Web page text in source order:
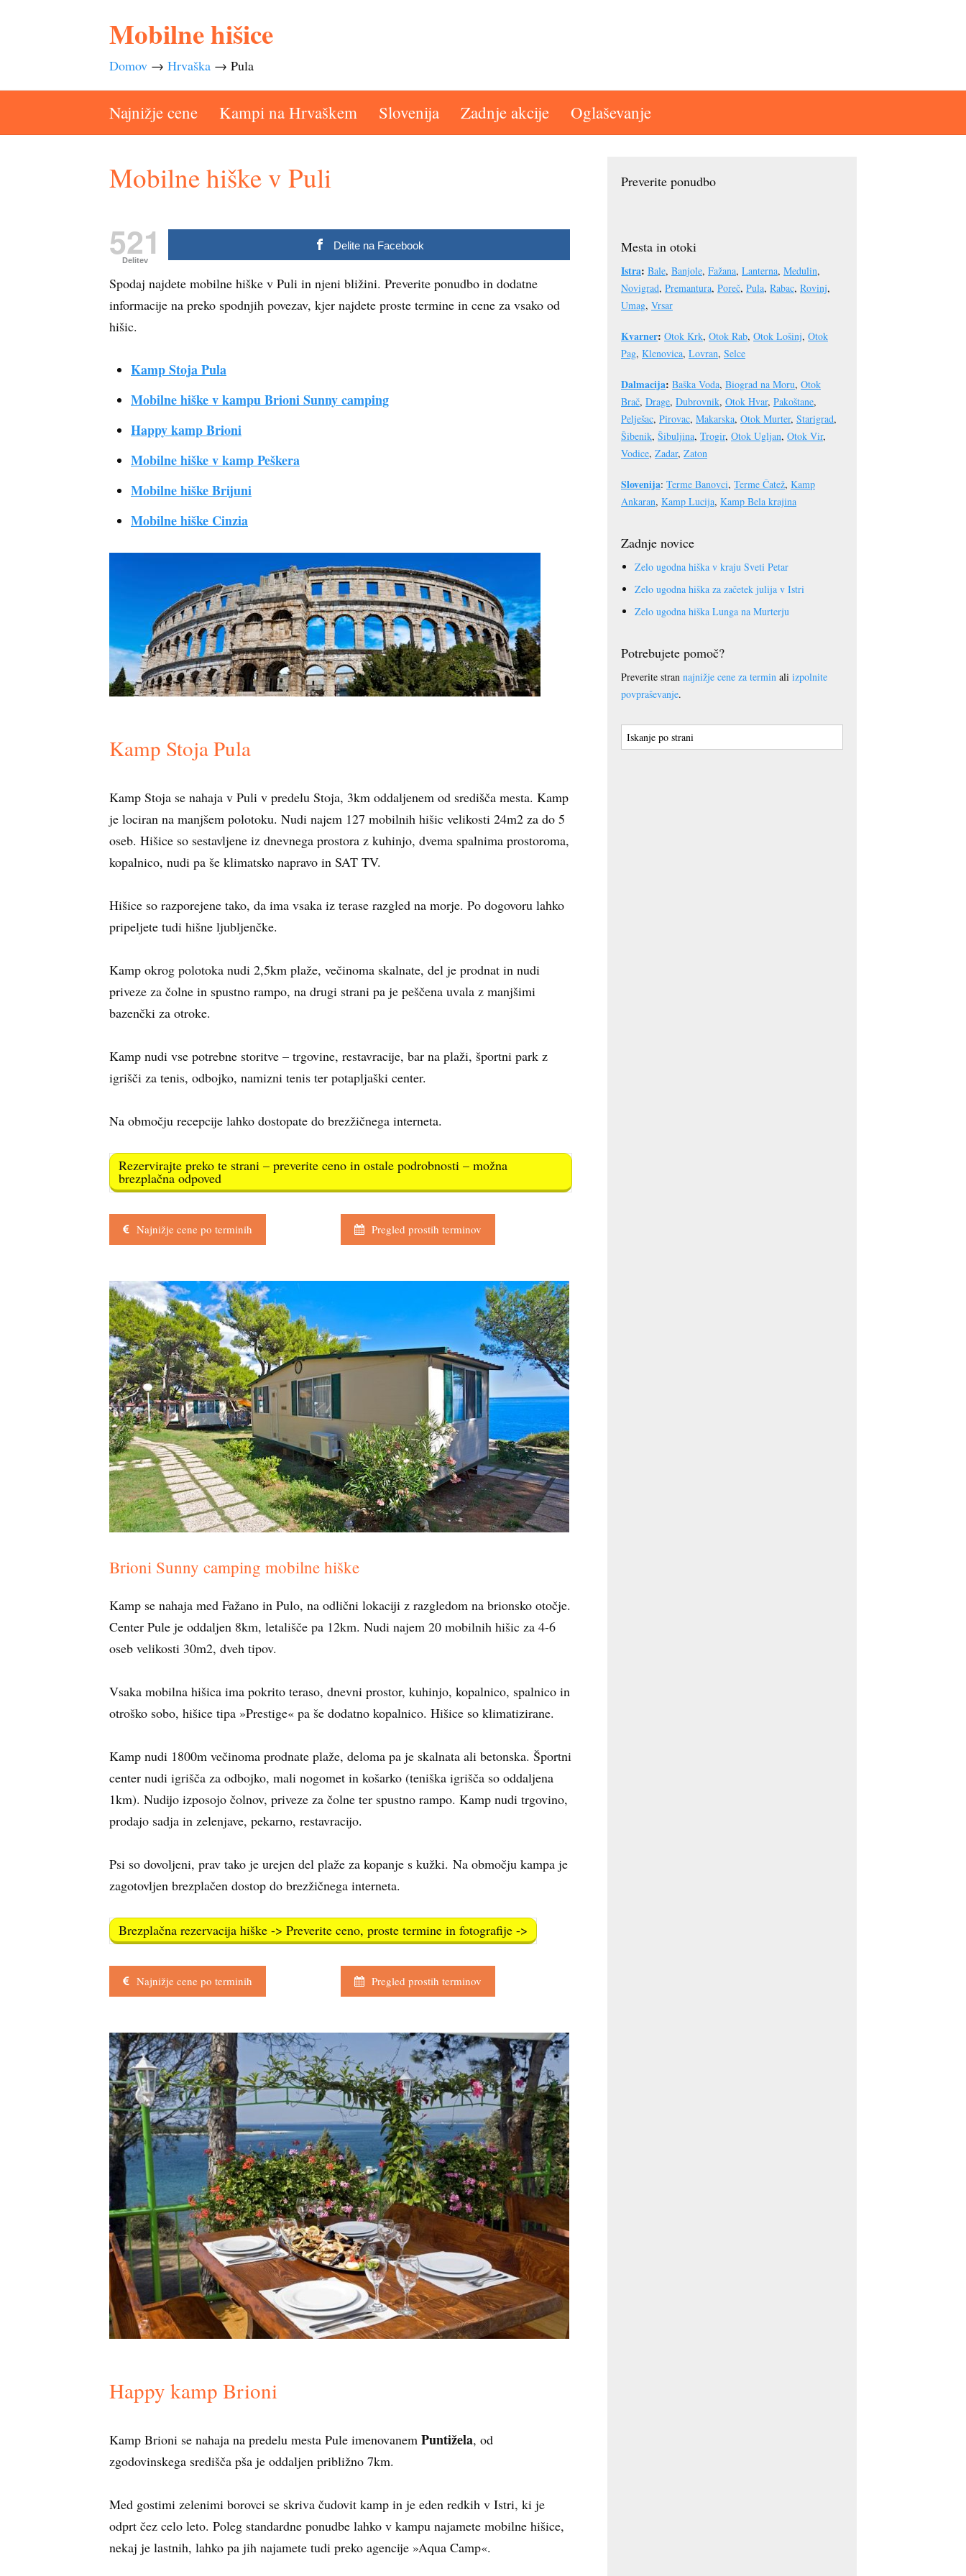
Mobilne hišice
Domov → Hrvaška → Pula
Najnižje cene Kampi na Hrvaškem Slovenija Zadnje akcije Oglaševanje
Mobilne hiške v Puli
521
Delitev
Delite na Facebook
Spodaj najdete mobilne hiške v Puli in njeni bližini. Preverite ponudbo in dodatne
informacije na preko spodnjih povezav, kjer najdete proste termine in cene za vsako od
hišic.
Kamp Stoja Pula
Mobilne hiške v kampu Brioni Sunny camping
Happy kamp Brioni
Mobilne hiške v kamp Peškera
Mobilne hiške Brijuni
Mobilne hiške Cinzia
Kamp Stoja Pula
Kamp Stoja se nahaja v Puli v predelu Stoja, 3km oddaljenem od središča mesta. Kamp
je lociran na manjšem polotoku. Nudi najem 127 mobilnih hišic velikosti 24m2 za do 5
oseb. Hišice so sestavljene iz dnevnega prostora z kuhinjo, dvema spalnima prostoroma,
kopalnico, nudi pa še klimatsko napravo in SAT TV.
Hišice so razporejene tako, da ima vsaka iz terase razgled na morje. Po dogovoru lahko
pripeljete tudi hišne ljubljenčke.
Kamp okrog polotoka nudi 2,5km plaže, večinoma skalnate, del je prodnat in nudi
priveze za čolne in spustno rampo, na drugi strani pa je peščena uvala z manjšimi
bazenčki za otroke.
Kamp nudi vse potrebne storitve – trgovine, restavracije, bar na plaži, športni park z
igrišči za tenis, odbojko, namizni tenis ter potapljaški center.
Na območju recepcije lahko dostopate do brezžičnega interneta.
Rezervirajte preko te strani – preverite ceno in ostale podrobnosti – možna
brezplačna odpoved
Najnižje cene po terminih Pregled prostih terminov
Brioni Sunny camping mobilne hiške
Kamp se nahaja med Fažano in Pulo, na odlični lokaciji z razgledom na brionsko otočje.
Center Pule je oddaljen 8km, letališče pa 12km. Nudi najem 20 mobilnih hišic za 4-6
oseb velikosti 30m2, dveh tipov.
Vsaka mobilna hišica ima pokrito teraso, dnevni prostor, kuhinjo, kopalnico, spalnico in
otroško sobo, hišice tipa »Prestige« pa še dodatno kopalnico. Hišice so klimatizirane.
Kamp nudi 1800m večinoma prodnate plaže, deloma pa je skalnata ali betonska. Športni
center nudi igrišča za odbojko, mali nogomet in košarko (teniška igrišča so oddaljena
1km). Nudijo izposojo čolnov, priveze za čolne ter spustno rampo. Kamp nudi trgovino,
prodajo sadja in zelenjave, pekarno, restavracijo.
Psi so dovoljeni, prav tako je urejen del plaže za kopanje s kužki. Na območju kampa je
zagotovljen brezplačen dostop do brezžičnega interneta.
Brezplačna rezervacija hiške -> Preverite ceno, proste termine in fotografije ->
Najnižje cene po terminih Pregled prostih terminov
Happy kamp Brioni
Kamp Brioni se nahaja na predelu mesta Pule imenovanem Puntižela, od
zgodovinskega središča pša je oddaljen približno 7km.
Med gostimi zelenimi borovci se skriva čudovit kamp in je eden redkih v Istri, ki je
odprt čez celo leto. Poleg standardne ponudbe lahko v kampu najamete mobilne hišice,
nekaj je lastnih, lahko pa jih najamete tudi preko agencije »Aqua Camp«.
Preverite ponudbo
Mesta in otoki
Istra: Bale, Banjole, Fažana, Lanterna, Medulin,
Novigrad, Premantura, Poreč, Pula, Rabac, Rovinj,
Umag, Vrsar
Kvarner: Otok Krk, Otok Rab, Otok Lošinj, Otok
Pag, Klenovica, Lovran, Selce
Dalmacija: Baška Voda, Biograd na Moru, Otok
Brač, Drage, Dubrovnik, Otok Hvar, Pakoštane,
Pelješac, Pirovac, Makarska, Otok Murter, Starigrad,
Šibenik, Šibuljina, Trogir, Otok Ugljan, Otok Vir,
Vodice, Zadar, Zaton
Slovenija: Terme Banovci, Terme Čatež, Kamp
Ankaran, Kamp Lucija, Kamp Bela krajina
Zadnje novice
Zelo ugodna hiška v kraju Sveti Petar
Zelo ugodna hiška za začetek julija v Istri
Zelo ugodna hiška Lunga na Murterju
Potrebujete pomoč?
Preverite stran najnižje cene za termin ali izpolnite
povpraševanje.